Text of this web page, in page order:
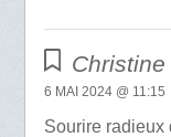
Christine
6 MAI 2024 @ 11:15
Sourire radieux